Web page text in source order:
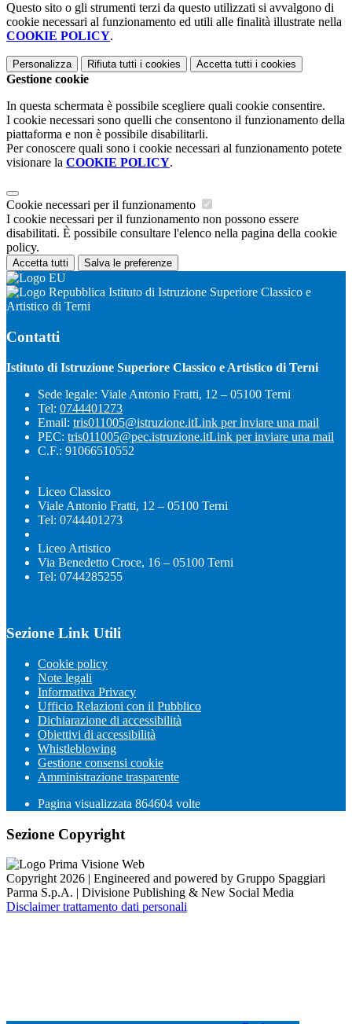
Questo sito o gli strumenti terzi da questo utilizzati si avvalgono di
cookie necessari al funzionamento ed utili alle finalità illustrate nella
COOKIE POLICY.
Personalizza Rifiuta tutti i cookies Accetta tutti i cookies
Gestione cookie
In questa schermata è possibile scegliere quali cookie consentire.
I cookie necessari sono quelli che consentono il funzionamento della
piattaforma e non è possibile disabilitarli.
Per conoscere quali sono i cookie necessari al funzionamento potete
visionare la COOKIE POLICY.
Cookie necessari per il funzionamento
I cookie necessari per il funzionamento non possono essere
disabilitati. È possibile consultare l'elenco nella pagina della cookie
policy.
Accetta tutti Salva le preferenze
Istituto di Istruzione Superiore Classico e
Artistico di Terni
Contatti
Istituto di Istruzione Superiore Classico e Artistico di Terni
Sede legale: Viale Antonio Fratti, 12 – 05100 Terni
Tel: 0744401273
Email: tris011005@istruzione.itLink per inviare una mail
PEC: tris011005@pec.istruzione.itLink per inviare una mail
C.F.: 91066510552
Liceo Classico
Viale Antonio Fratti, 12 – 05100 Terni
Tel: 0744401273
Liceo Artistico
Via Benedetto Croce, 16 – 05100 Terni
Tel: 0744285255
Sezione Link Utili
Cookie policy
Note legali
Informativa Privacy
Ufficio Relazioni con il Pubblico
Dichiarazione di accessibilità
Obiettivi di accessibilità
Whistleblowing
Gestione consensi cookie
Amministrazione trasparente
Pagina visualizzata 864604 volte
Sezione Copyright
Copyright 2026 | Engineered and powered by Gruppo Spaggiari
Parma S.p.A. | Divisione Publishing & New Social Media
Disclaimer trattamento dati personali